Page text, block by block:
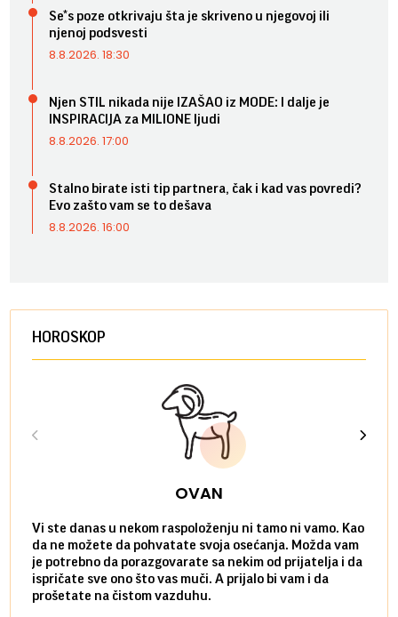
Se*s poze otkrivaju šta je skriveno u njegovoj ili
njenoj podsvesti
8.8.2026. 18:30
Njen STIL nikada nije IZAŠAO iz MODE: I dalje je
INSPIRACIJA za MILIONE ljudi
8.8.2026. 17:00
Stalno birate isti tip partnera, čak i kad vas povredi?
Evo zašto vam se to dešava
8.8.2026. 16:00
HOROSKOP
OVAN
Vi ste danas u nekom raspoloženju ni tamo ni vamo. Kao
da ne možete da pohvatate svoja osećanja. Možda vam
je potrebno da porazgovarate sa nekim od prijatelja i da
ispričate sve ono što vas muči. A prijalo bi vam i da
prošetate na čistom vazduhu.